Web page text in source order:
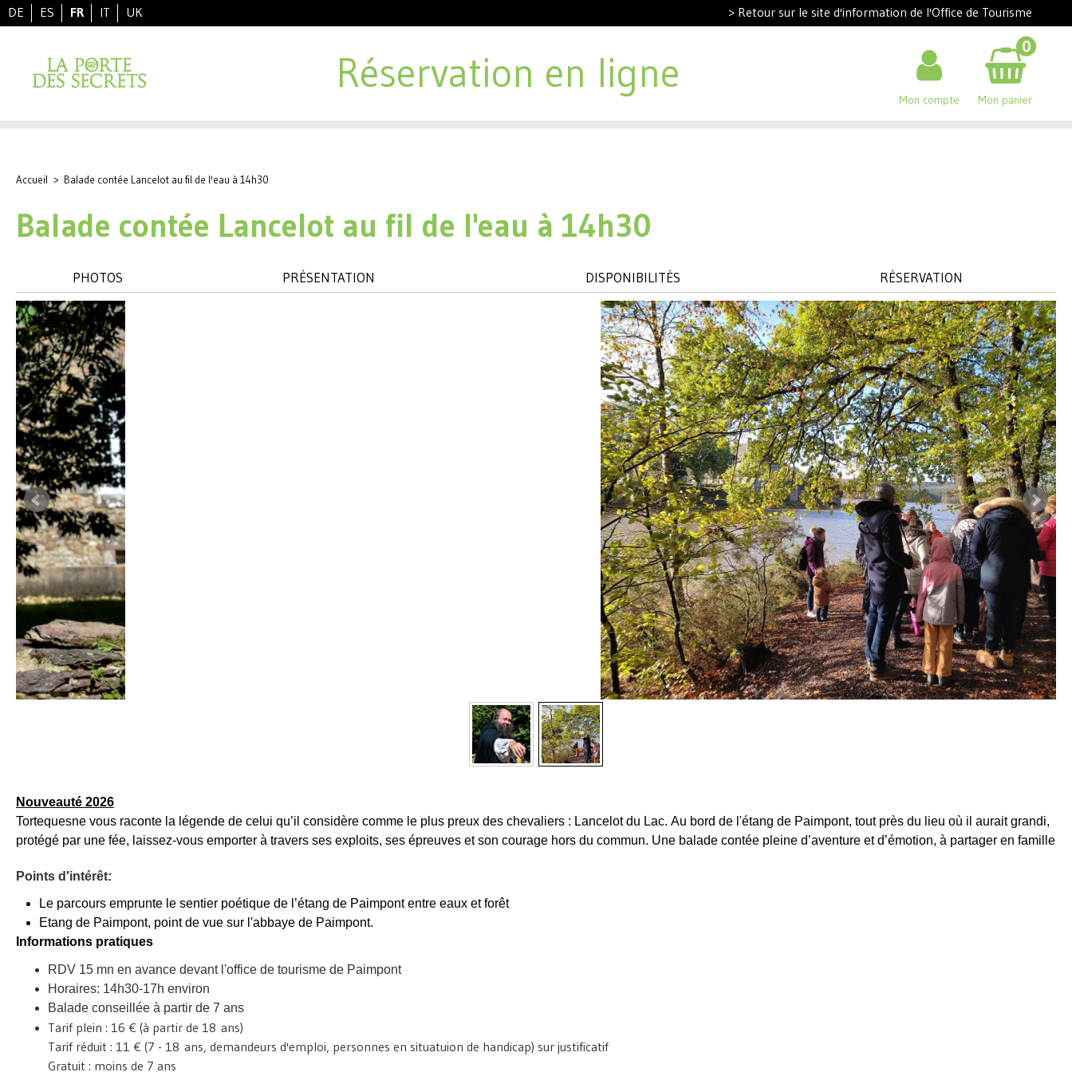
DE ES FR IT UK > Retour sur le site d'information de l'Office de Tourisme
Réservation en ligne
Mon compte Mon panier
0
Accueil > Balade contée Lancelot au fil de l'eau à 14h30
Balade contée Lancelot au fil de l'eau à 14h30
PHOTOS PRÉSENTATION DISPONIBILITÉS RÉSERVATION
Nouveauté 2026
Tortequesne vous raconte la légende de celui qu’il considère comme le plus preux des chevaliers : Lancelot du Lac. Au bord de l'étang de Paimpont, tout près du lieu où il aurait grandi,
protégé par une fée, laissez-vous emporter à travers ses exploits, ses épreuves et son courage hors du commun. Une balade contée pleine d’aventure et d’émotion, à partager en famille
Points d'intérêt:
Le parcours emprunte le sentier poétique de l’étang de Paimpont entre eaux et forêt
Etang de Paimpont, point de vue sur l'abbaye de Paimpont.
Informations pratiques
RDV 15 mn en avance devant l'office de tourisme de Paimpont
Horaires: 14h30-17h environ
Balade conseillée à partir de 7 ans
Tarif plein : 16 € (à partir de 18 ans)
Tarif réduit : 11 € (7 - 18 ans, demandeurs d'emploi, personnes en situatuion de handicap) sur justificatif
Gratuit : moins de 7 ans